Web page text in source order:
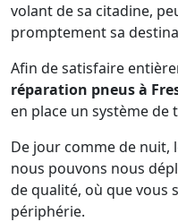
volant de sa citadine,
promptement sa
Afin de satisfaire
réparation pneus à
en place un système de
De jour comme de nuit,
nous pouvons nous
de qualité, où que vous
périphérie.